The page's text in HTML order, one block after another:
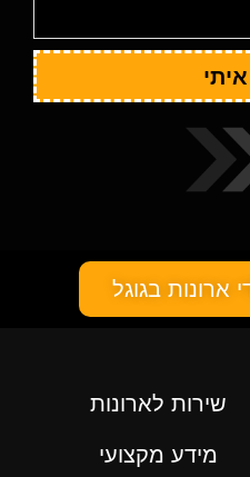
ארונות בגוגל
שירות לארונות
מידע מקצועי